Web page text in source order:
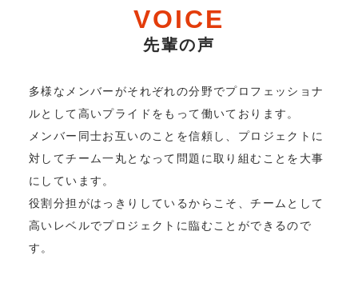
VOICE
先輩の声
多様なメンバーがそれぞれの分野でプロフェッショナ
ルとして高いプライドをもって働いております。
メンバー同士お互いのことを信頼し、プロジェクトに
対してチーム一丸となって問題に取り組むことを大事
にしています。
役割分担がはっきりしているからこそ、チームとして
高いレベルでプロジェクトに臨むことができるので
す。